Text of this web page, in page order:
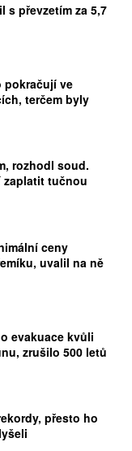
s převzetím za 5,7
pokračují ve
terčem byly
rozhodl soud.
zaplatit tučnou
ceny
uvalil na ně
evakuace kvůli
zrušilo 500 letů
přesto ho